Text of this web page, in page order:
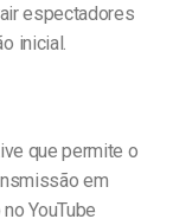
espectadores
inicial.
que permite o
em
YouTube